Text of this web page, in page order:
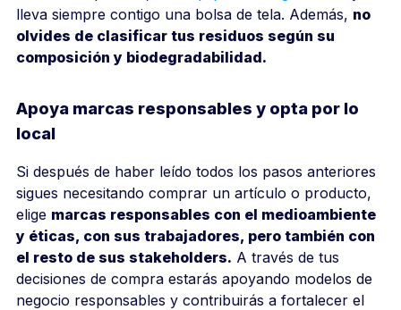
lleva siempre contigo una bolsa de tela. Además, no
olvides de clasificar tus residuos según su
composición y biodegradabilidad.
Apoya marcas responsables y opta por lo
local
Si después de haber leído todos los pasos anteriores
sigues necesitando comprar un artículo o producto,
elige marcas responsables con el medioambiente
y éticas, con sus trabajadores, pero también con
el resto de sus stakeholders. A través de tus
decisiones de compra estarás apoyando modelos de
negocio responsables y contribuirás a fortalecer el